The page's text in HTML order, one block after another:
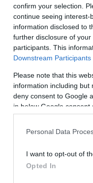
confirm your selection.
continue seeing
information disclosed to
further disclosure of your
participants. This
Downstream Participants
Please note that this
information including but
deny consent to Google
in below Google consent
Personal Data
I want to opt-out of
Opted In